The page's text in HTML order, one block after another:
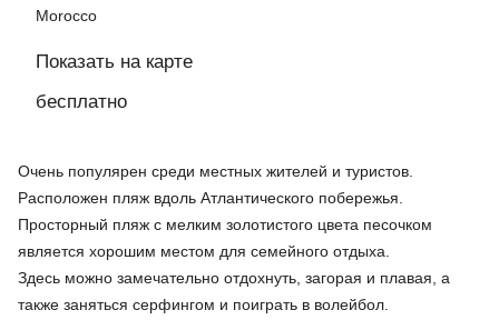
Morocco
Показать на карте
бесплатно
Очень популярен среди местных жителей и туристов.
Расположен пляж вдоль Атлантического побережья.
Просторный пляж с мелким золотистого цвета песочком
является хорошим местом для семейного отдыха.
Здесь можно замечательно отдохнуть, загорая и плавая, а
также заняться серфингом и поиграть в волейбол.